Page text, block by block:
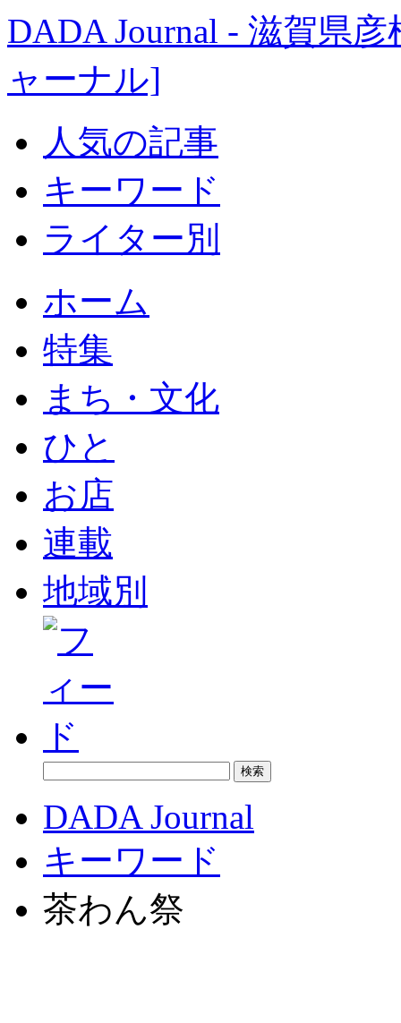
DADA Journal - 滋賀県
ャーナル]
人気の記事
キーワード
ライター別
ホーム
特集
まち・文化
ひと
お店
連載
地域別
DADA Journal
キーワード
茶わん祭